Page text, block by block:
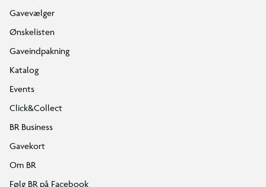
Gavevælger
Ønskelisten
Gaveindpakning
Katalog
Events
Click&Collect
BR Business
Gavekort
Om BR
Følg BR på Facebook